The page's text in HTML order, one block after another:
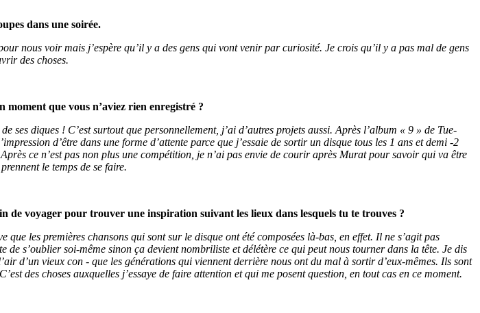
dans une soirée.
nous voir mais j’espère qu’il y a des gens qui vont venir par curiosité. Je crois qu’il y a pas mal de gens
des choses.
que vous n’aviez rien enregistré ?
diques ! C’est surtout que personnellement, j’ai d’autres projets aussi. Après l’album « 9 » de Tue-
d’être dans une forme d’attente parce que j’essaie de sortir un disque tous les 1 ans et demi -2
ce n’est pas non plus une compétition, je n’ai pas envie de courir après Murat pour savoir qui va être
le temps de se faire.
de voyager pour trouver une inspiration suivant les lieux dans lesquels tu te trouves ?
les premières chansons qui sont sur le disque ont été composées là-bas, en effet. Il ne s’agit pas
s’oublier soi-même sinon ça devient nombriliste et délétère ce qui peut nous tourner dans la tête. Je dis
d’un vieux con - que les générations qui viennent derrière nous ont du mal à sortir d’eux-mêmes. Ils sont
des choses auxquelles j’essaye de faire attention et qui me posent question, en tout cas en ce moment.